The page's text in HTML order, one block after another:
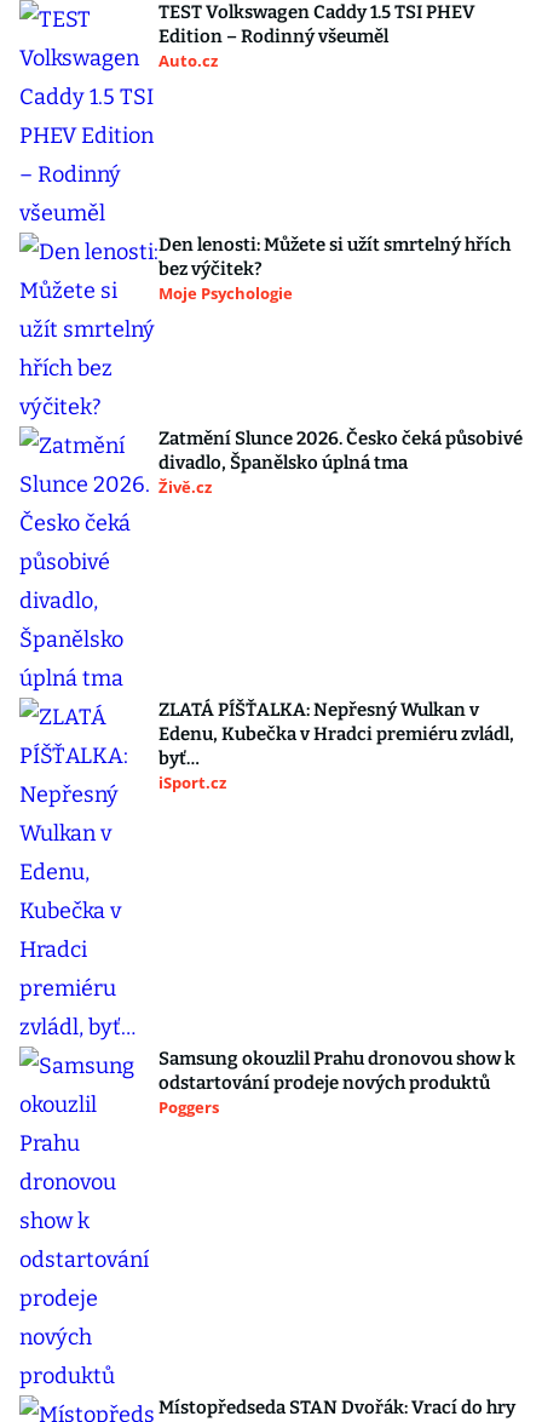
TEST Volkswagen Caddy 1.5 TSI PHEV
Edition – Rodinný všeuměl
Auto.cz
Den lenosti: Můžete si užít smrtelný hřích
bez výčitek?
Moje Psychologie
Zatmění Slunce 2026. Česko čeká působivé
divadlo, Španělsko úplná tma
Živě.cz
ZLATÁ PÍŠŤALKA: Nepřesný Wulkan v
Edenu, Kubečka v Hradci premiéru zvládl,
byť…
iSport.cz
Samsung okouzlil Prahu dronovou show k
odstartování prodeje nových produktů
Poggers
Místopředseda STAN Dvořák: Vrací do hry